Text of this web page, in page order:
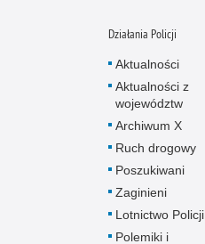
Działania Policji
Aktualności
Aktualności z
województw
Archiwum X
Ruch drogowy
Poszukiwani
Zaginieni
Lotnictwo Policji
Polemiki i